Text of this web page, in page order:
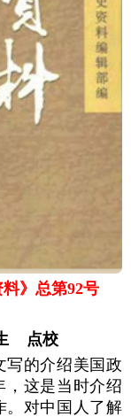
》 总第92号
点校
的介绍美国政
，这是当时介绍
。对中国人了解